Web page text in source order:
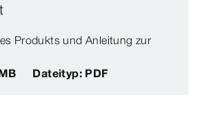
Produkts und Anleitung zur
Dateityp: PDF